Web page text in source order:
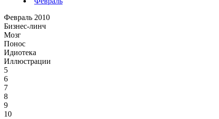
Февраль 2010
Бизнес-линч
Мозг
Понос
Идиотека
Иллюстрации
5
6
7
8
9
10